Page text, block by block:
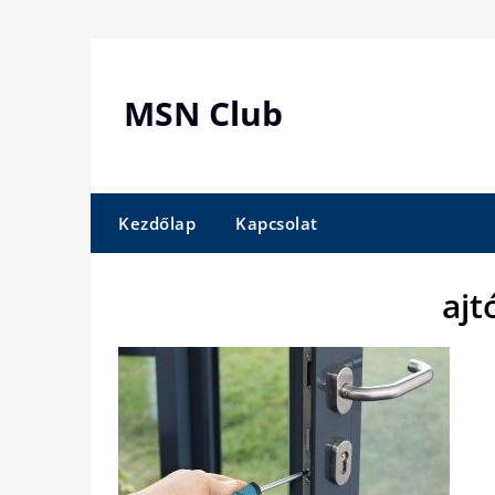
MSN Club
Kezdőlap Kapcsolat